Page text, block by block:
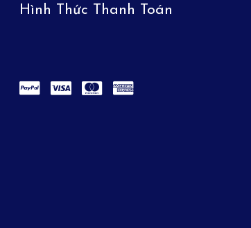
Hình Thức Thanh Toán